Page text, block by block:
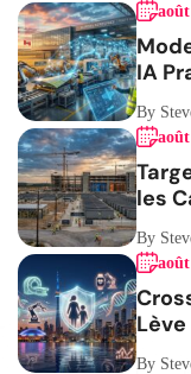
IA
By
les
By
By